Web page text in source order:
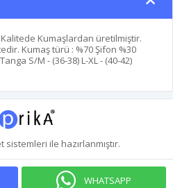
WHATSAPP
Kalitede Kumaşlardan üretilmiştir.
Kumaş türü : %70 Şifon %30
S/M - (36-38) L-XL - (40-42)
sistemleri ile hazırlanmıştır.